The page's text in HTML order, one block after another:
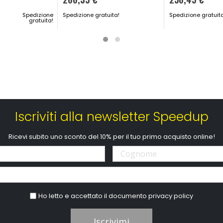
Spedizione
gratuita!
Spedizione gratuita! Spedizione
Iscriviti alla newsletter Speedup
Ricevi subito uno sconto del 10% per il tuo primo acquisto online!
Ho letto e accettato il documentoprivacy policy